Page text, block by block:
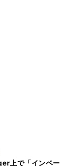
上で「インベー